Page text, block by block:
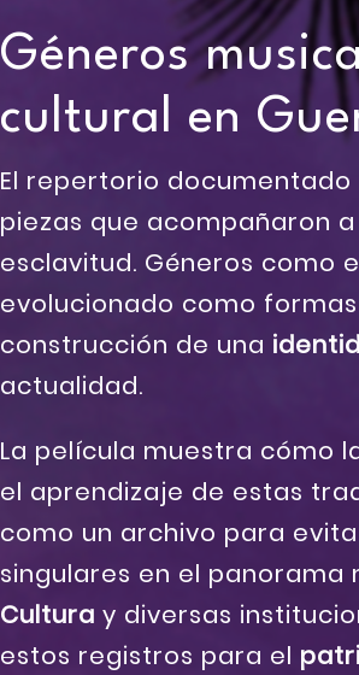
Géneros
cultural en
El repertorio
piezas que acompañaron
esclavitud. Géneros como
evolucionado como
construcción de una
actualidad.
La película muestra cómo
el aprendizaje de estas
como un archivo para
singulares en el panorama
Cultura y diversas
estos registros para el